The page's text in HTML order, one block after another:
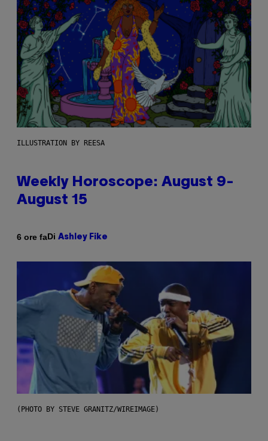
ILLUSTRATION BY REESA
Weekly Horoscope: August 9-
August 15
6 ore faDi Ashley Fike
(PHOTO BY STEVE GRANITZ/WIREIMAGE)